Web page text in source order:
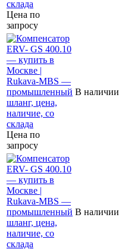
Цена по
запросу
Цена по
запросу
В наличии
В наличии